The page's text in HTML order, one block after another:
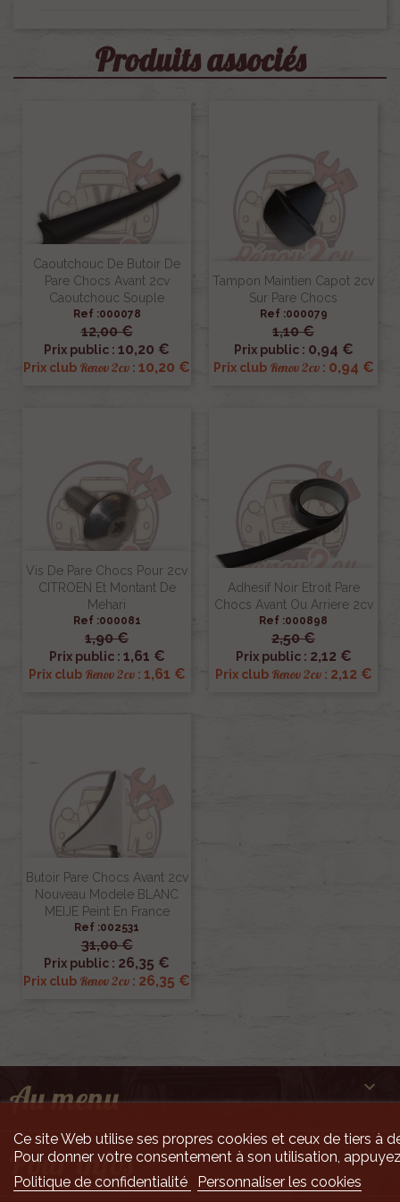
Produits associés
Caoutchouc De Butoir De
Pare Chocs Avant 2cv
Caoutchouc Souple
Ref :000078
12,00 €
Prix public : 10,20 €
Prix club Renov 2cv : 10,20 €
Tampon Maintien Capot 2cv
Sur Pare Chocs
Ref :000079
1,10 €
Prix public : 0,94 €
Prix club Renov 2cv: 0,94 €
Vis De Pare Chocs Pour 2cv
CITROEN Et Montant De
Mehari
Ref :000081
1,90 €
Prix public : 1,61 €
Prix club Renov 2cv: 1,61 €
Adhesif Noir Etroit Pare
Chocs Avant Ou Arriere 2cv
Ref :000898
2,50 €
Prix public : 2,12 €
Prix club Renov 2cv: 2,12 €
Butoir Pare Chocs Avant 2cv
Nouveau Modele BLANC
MEIJE Peint En France
Ref :002531
31,00 €
Prix public : 26,35 €
Prix club Renov 2cv : 26,35 €
Au menu 
Pour infos 
Ce site Web utilise ses propres cookies et ceux de tiers à
Pour donner votre consentement à son utilisation,
Politique de confidentialité
Personnaliser les cookies